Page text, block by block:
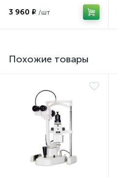
3 960 ₽ /шт
Похожие товары